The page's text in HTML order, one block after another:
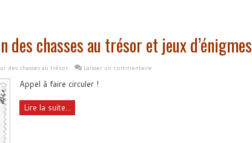
des chasses au trésor et jeux d’énigmes
des chasses au trésor Laisser un commentaire
Appel à faire circuler !
Lire la suite...